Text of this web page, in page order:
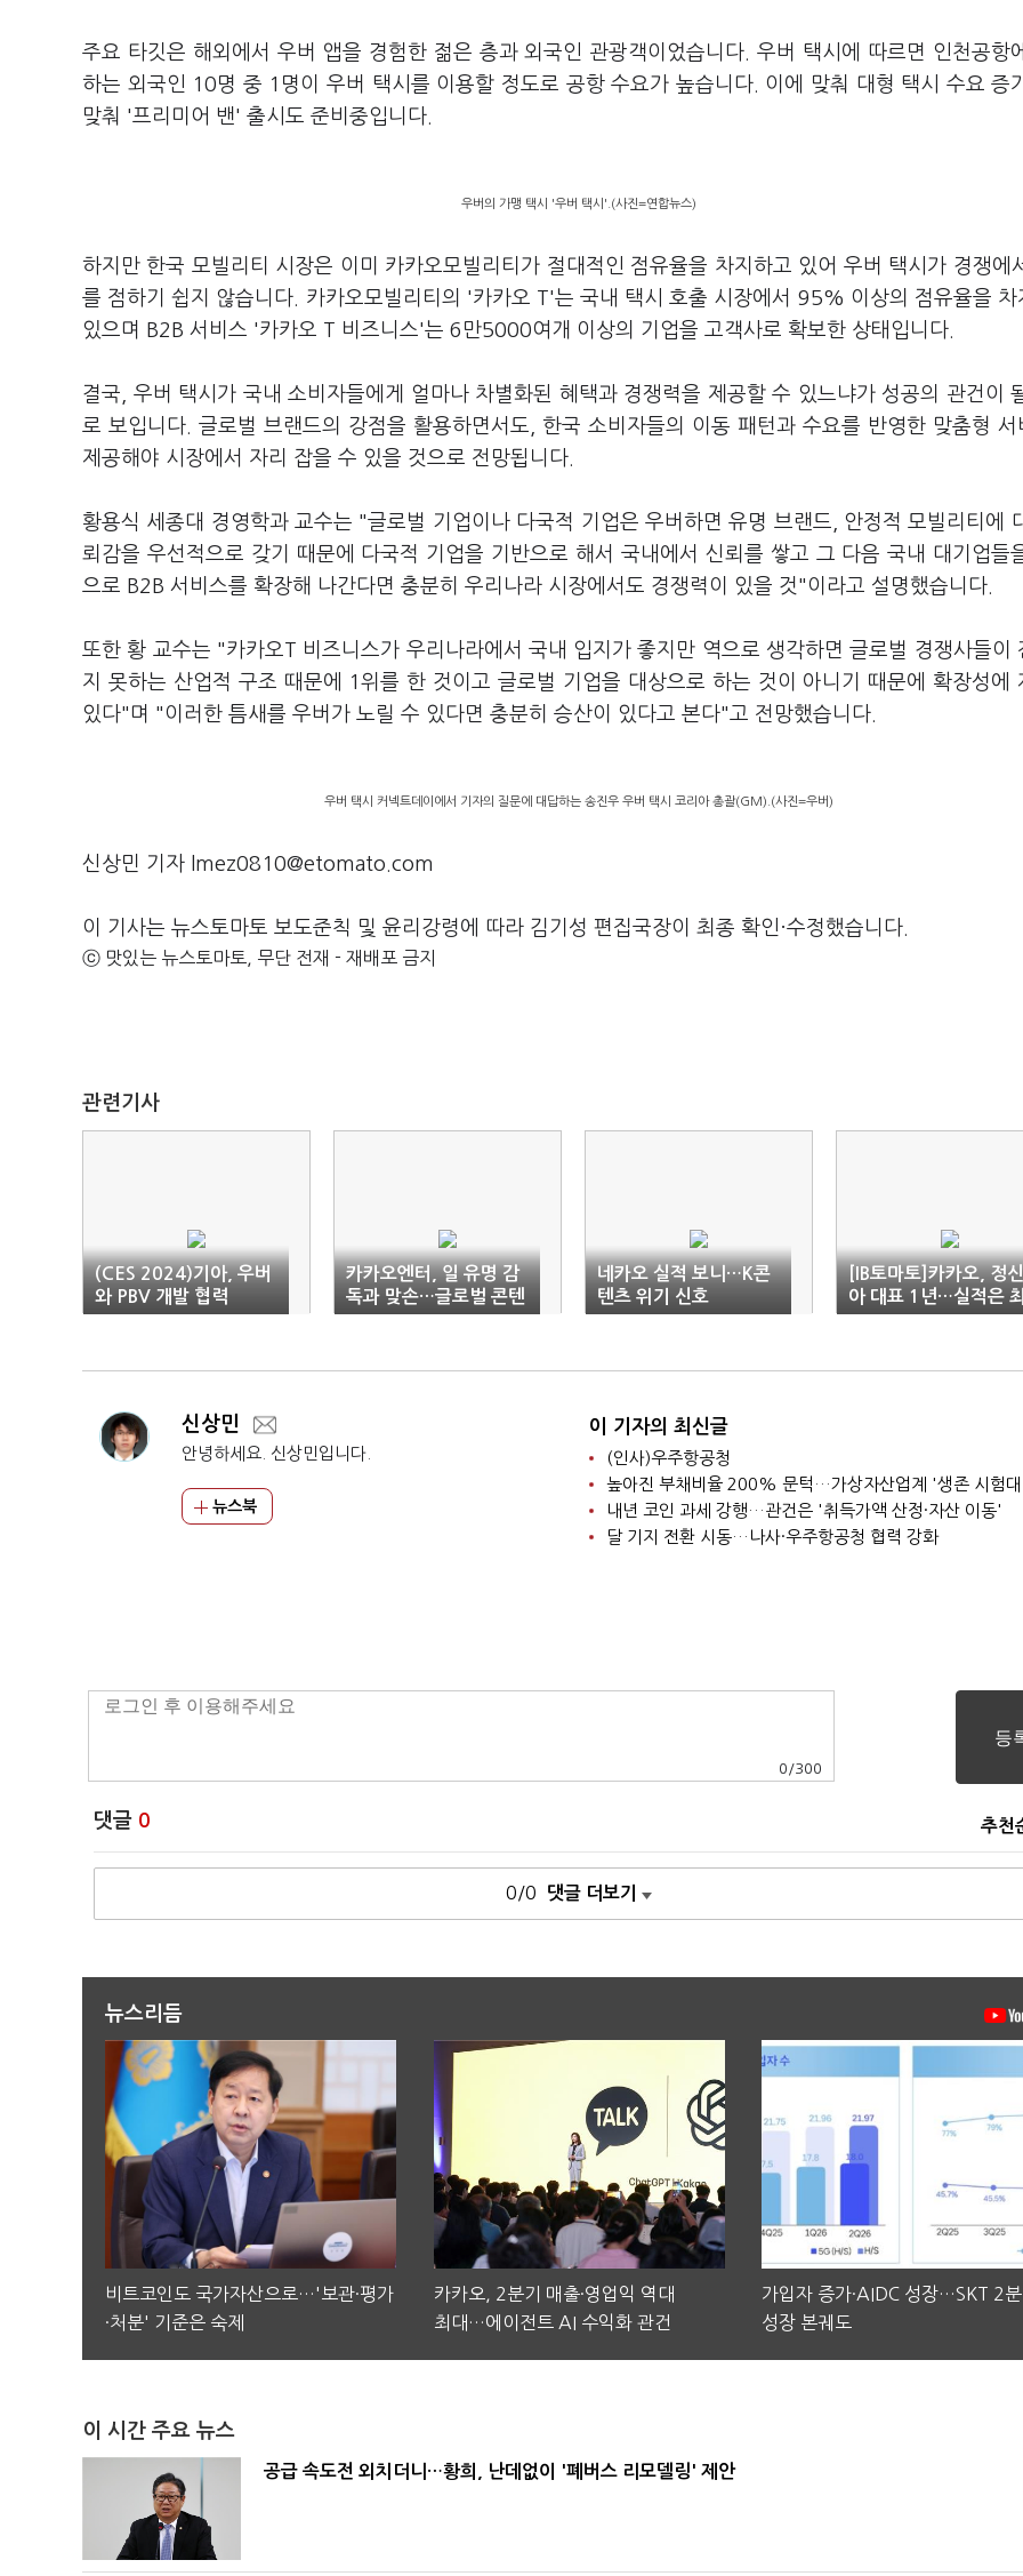
주요 타깃은 해외에서 우버 앱을 경험한 젊은 층과 외국인 관광객이었습니다. 우버 택시에 따르면 인천공항
하는 외국인 10명 중 1명이 우버 택시를 이용할 정도로 공항 수요가 높습니다. 이에 맞춰 대형 택시 수요 증
맞춰 '프리미어 밴' 출시도 준비중입니다.
우버의 가맹 택시 '우버 택시'.(사진=연합뉴스)
하지만 한국 모빌리티 시장은 이미 카카오모빌리티가 절대적인 점유율을 차지하고 있어 우버 택시가 경쟁에
를 점하기 쉽지 않습니다. 카카오모빌리티의 '카카오 T'는 국내 택시 호출 시장에서 95% 이상의 점유율을 차
있으며 B2B 서비스 '카카오 T 비즈니스'는 6만5000여개 이상의 기업을 고객사로 확보한 상태입니다.
결국, 우버 택시가 국내 소비자들에게 얼마나 차별화된 혜택과 경쟁력을 제공할 수 있느냐가 성공의 관건이
로 보입니다. 글로벌 브랜드의 강점을 활용하면서도, 한국 소비자들의 이동 패턴과 수요를 반영한 맞춤형 서
제공해야 시장에서 자리 잡을 수 있을 것으로 전망됩니다.
황용식 세종대 경영학과 교수는 "글로벌 기업이나 다국적 기업은 우버하면 유명 브랜드, 안정적 모빌리티에
뢰감을 우선적으로 갖기 때문에 다국적 기업을 기반으로 해서 국내에서 신뢰를 쌓고 그 다음 국내 대기업들
으로 B2B 서비스를 확장해 나간다면 충분히 우리나라 시장에서도 경쟁력이 있을 것"이라고 설명했습니다.
또한 황 교수는 "카카오T 비즈니스가 우리나라에서 국내 입지가 좋지만 역으로 생각하면 글로벌 경쟁사들이
지 못하는 산업적 구조 때문에 1위를 한 것이고 글로벌 기업을 대상으로 하는 것이 아니기 때문에 확장성에
있다"며 "이러한 틈새를 우버가 노릴 수 있다면 충분히 승산이 있다고 본다"고 전망했습니다.
우버 택시 커넥트데이에서 기자의 질문에 대답하는 송진우 우버 택시 코리아 총괄(GM).(사진=우버)
신상민 기자 lmez0810@etomato.com
이 기사는 뉴스토마토 보도준칙 및 윤리강령에 따라 김기성 편집국장이 최종 확인·수정했습니다.
ⓒ 맛있는 뉴스토마토, 무단 전재 - 재배포 금지
관련기사
(CES 2024)기아, 우버
와 PBV 개발 협력
카카오엔터, 일 유명 감
독과 맞손…글로벌 콘텐
츠 시장 공략
네카오 실적 보니…K콘
텐츠 위기 신호
[IB토마토]카카오, 정신
아 대표 1년…실적은
대·기업가치는 '주춤'
신상민
안녕하세요. 신상민입니다.
뉴스북
이 기자의 최신글
(인사)우주항공청
높아진 부채비율 200% 문턱…가상자산업계 '생존 시험
내년 코인 과세 강행…관건은 '취득가액 산정·자산 이동'
달 기지 전환 시동…나사·우주항공청 협력 강화
0 /300
댓글 0 추천
0/0 댓글 더보기
뉴스리듬
비트코인도 국가자산으로…'보관·평가
·처분' 기준은 숙제
카카오, 2분기 매출·영업익 역대
최대…에이전트 AI 수익화 관건
가입자 증가·AIDC 성장…SKT 2
성장 본궤도
이 시간 주요 뉴스
공급 속도전 외치더니…황희, 난데없이 '폐버스 리모델링' 제안